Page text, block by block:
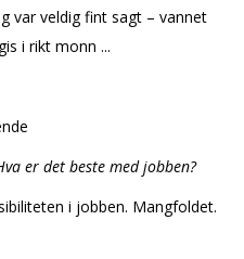
var veldig fint sagt – vannet
i rikt monn ...
er det beste med jobben?
i jobben. Mangfoldet.